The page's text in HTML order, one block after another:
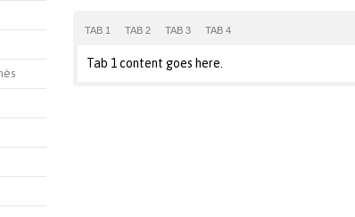
TAB 1 TAB 2 TAB 3 TAB 4
Tab 1 content goes here.